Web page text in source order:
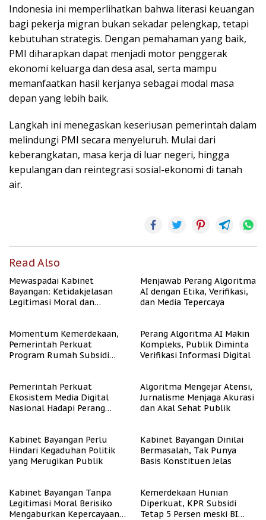
Indonesia ini memperlihatkan bahwa literasi keuangan
bagi pekerja migran bukan sekadar pelengkap, tetapi
kebutuhan strategis. Dengan pemahaman yang baik,
PMI diharapkan dapat menjadi motor penggerak
ekonomi keluarga dan desa asal, serta mampu
memanfaatkan hasil kerjanya sebagai modal masa
depan yang lebih baik.
Langkah ini menegaskan keseriusan pemerintah dalam
melindungi PMI secara menyeluruh. Mulai dari
keberangkatan, masa kerja di luar negeri, hingga
kepulangan dan reintegrasi sosial-ekonomi di tanah
air.
Read Also
Mewaspadai Kabinet
Bayangan: Ketidakjelasan
Legitimasi Moral dan
Menjawab Perang Algoritma
AI dengan Etika, Verifikasi,
dan Media Tepercaya
Momentum Kemerdekaan,
Pemerintah Perkuat
Program Rumah Subsidi
Perang Algoritma AI Makin
Kompleks, Publik Diminta
Verifikasi Informasi Digital
Pemerintah Perkuat
Ekosistem Media Digital
Nasional Hadapi Perang
Algoritma Mengejar Atensi,
Jurnalisme Menjaga Akurasi
dan Akal Sehat Publik
Kabinet Bayangan Perlu
Hindari Kegaduhan Politik
yang Merugikan Publik
Kabinet Bayangan Dinilai
Bermasalah, Tak Punya
Basis Konstituen Jelas
Kabinet Bayangan Tanpa
Legitimasi Moral Berisiko
Mengaburkan Kepercayaan
Kemerdekaan Hunian
Diperkuat, KPR Subsidi
Tetap 5 Persen meski BI